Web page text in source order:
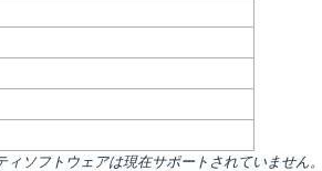
ィソフトウェアは現在サポートされていません